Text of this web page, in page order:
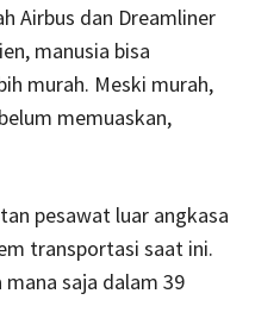
Airbus dan Dreamliner
manusia bisa
murah. Meski murah,
memuaskan,
pesawat luar angkasa
transportasi saat ini.
saja dalam 39